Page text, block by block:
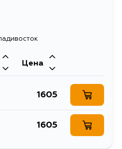
Цена
1605
1605